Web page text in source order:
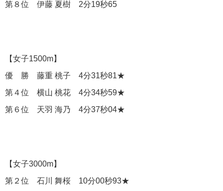
第８位 伊藤 夏樹 2分19秒65
【女子1500m】
優 勝 藤重 桃子 4分31秒81★
第４位 横山 桃花 4分34秒59★
第６位 天羽 海乃 4分37秒04★
【女子3000m】
第２位 石川 舞桜 10分00秒93★